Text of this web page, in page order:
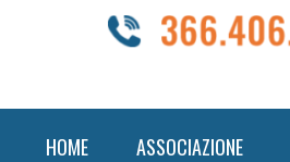
HOME ASSOCIAZIONE